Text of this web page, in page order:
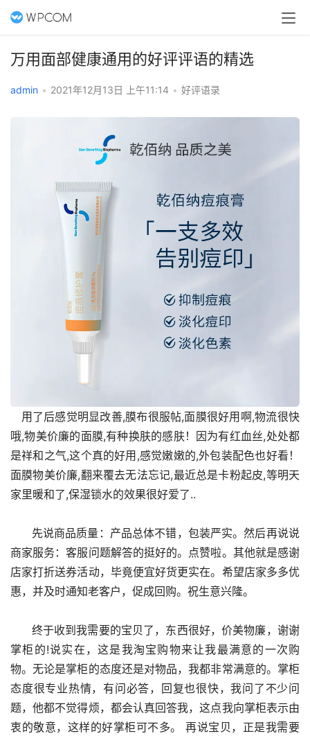
万用面部健康通用的好评评语的精选
admin • 2021年12月13日 上午11:14 • 好评语录
哦,物美价廉的面膜,有种换肤的感肤！因为有红血丝,处处都
是祥和之气,这个真的好用,感觉嫩嫩的,外包装配色也好看！
面膜物美价廉,翻来覆去无法忘记,最近总是卡粉起皮,等明天
家里暖和了,保湿锁水的效果很好爱了..
商家服务：客服问题解答的挺好的。点赞啦。其他就是感谢
店家打折送券活动，毕竟便宜好货更实在。希望店家多多优
惠，并及时通知老客户，促成回购。祝生意兴隆。
掌柜的!说实在，这是我淘宝购物来让我最满意的一次购
物。无论是掌柜的态度还是对物品，我都非常满意的。掌柜
态度很专业热情，有问必答，回复也很快，我问了不少问
题，他都不觉得烦，都会认真回答我，这点我向掌柜表示由
衷的敬意，这样的好掌柜可不多。 再说宝贝，正是我需要